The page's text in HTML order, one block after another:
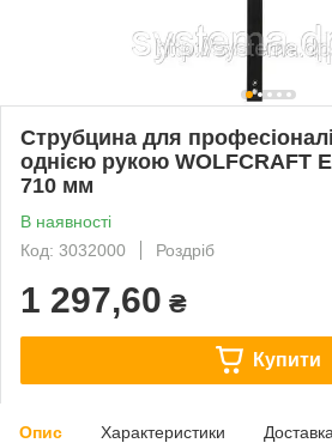
Струбцина для
однією рукою WOLFCRAFT
710 мм
В наявності
Код: 3032000
Роздріб
1 297,60 ₴
Купити
Опис Характеристики Доставка